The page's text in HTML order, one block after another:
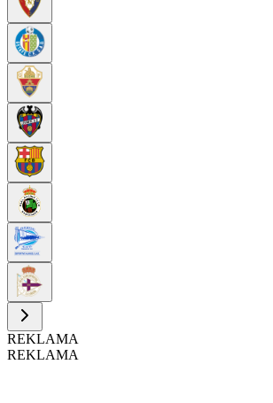
REKLAMA
REKLAMA